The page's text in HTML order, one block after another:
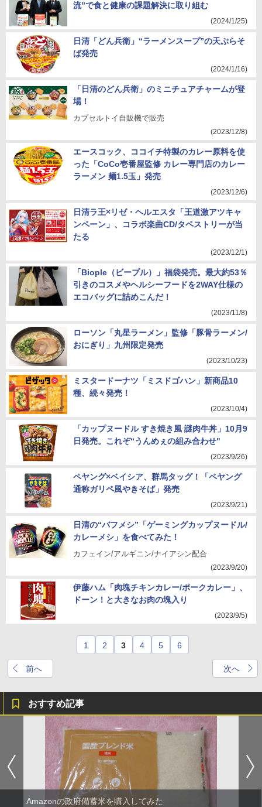
流”で食と健康の課題解決に取り組む
(2024/1/25)
日清「どん兵衛」“ラーメンスープ”の天ぷらそ
ば発売
(2024/1/16)
「日清のどん兵衛」のミニチュアチャームが登
場！
カプセルトイ自販機で販売
(2023/12/8)
エースコック、ココイチ特製のカレー原料を使
った「CoCo壱番屋監修 カレー専門店のカレー
ラーメン 麺1.5玉」発売
(2023/12/6)
日清ラ王×リゼ・ヘルエスタ「王道激アツキャ
ンペーン」、コラボ楽曲CD/タペストリーが当
たる
(2023/12/1)
「Biople（ビープル）」福袋発売。最大約53％
引きのコスメやヘルシーフードを2WAY仕様の
エコバッグに詰めこんだ！
(2023/11/8)
ローソン「丸星ラーメン」監修「豚骨ラーメン/
おにぎり」九州限定発売
(2023/10/23)
ミスタードーナツ「ミスドゴハン」新商品10
種、続々発売！
(2023/10/4)
「カップヌードル すき焼き風 謎肉牛丼」10月9
日発売。これぞ“うんめぇの組み合わせ"
(2023/9/26)
ペヤング×ベイシア、群馬タッグ！「ペヤング
通称ガリペ風やきそば」発売
(2023/9/21)
日清の“バフメシ”「ゲーミングカップヌードル/
カレーメシ」を食べてみた！
カフェイン/アルギニン/ナイアシン配合
(2023/9/20)
伊藤ハム「肉塊チキンカレー/ポークカレー」、
ドーン！と大きなお肉の塊入り
(2023/9/5)
前へ
1 2 3 4 5 6
次へ
おすすめ記事
Amazonの政府備蓄米を購入してみた